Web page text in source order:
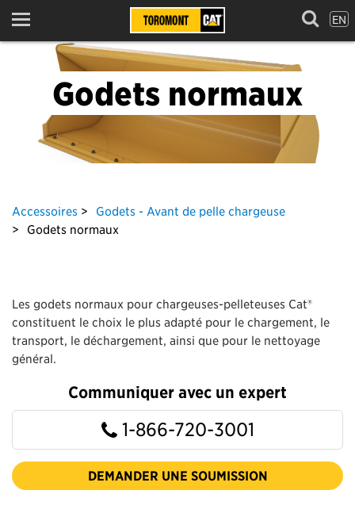
Menu EN
Godets normaux
Accessoires
Godets - Avant de pelle chargeuse
Godets normaux
Les godets normaux pour chargeuses-pelleteuses Cat®
constituent le choix le plus adapté pour le chargement, le
transport, le déchargement, ainsi que pour le nettoyage
général.
Communiquer avec un expert
1-866-720-3001
DEMANDER UNE SOUMISSION